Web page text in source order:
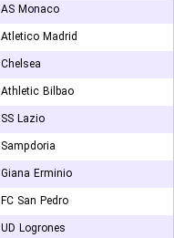
AS Monaco
Atletico Madrid
Chelsea
Athletic Bilbao
SS Lazio
Sampdoria
Giana Erminio
FC San Pedro
UD Logrones